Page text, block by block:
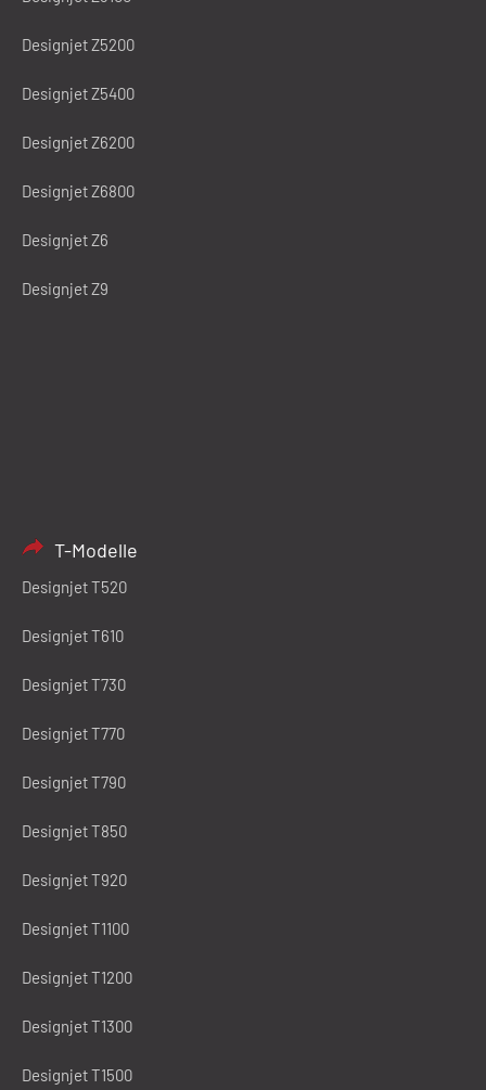
Designjet Z5200
Designjet Z5400
Designjet Z6200
Designjet Z6800
Designjet Z6
Designjet Z9
T-Modelle
Designjet T520
Designjet T610
Designjet T730
Designjet T770
Designjet T790
Designjet T850
Designjet T920
Designjet T1100
Designjet T1200
Designjet T1300
Designjet T1500